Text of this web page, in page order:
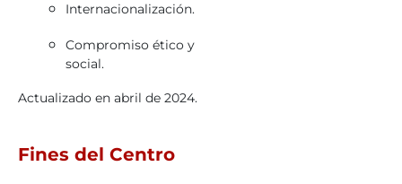
Fines del Centro
Internacionalización.
Compromiso ético y
social.
Actualizado en abril de 2024.